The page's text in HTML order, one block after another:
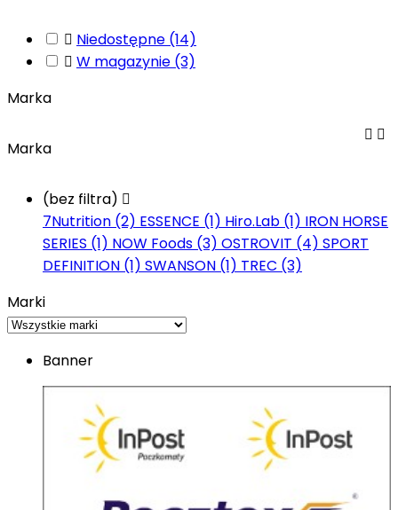
 Niedostępne (14)
 W magazynie (3)
Marka
Marka
 
(bez filtra) 
7Nutrition (2) ESSENCE (1) Hiro.Lab (1) IRON HORSE
SERIES (1) NOW Foods (3) OSTROVIT (4) SPORT
DEFINITION (1) SWANSON (1) TREC (3)
Marki
Banner